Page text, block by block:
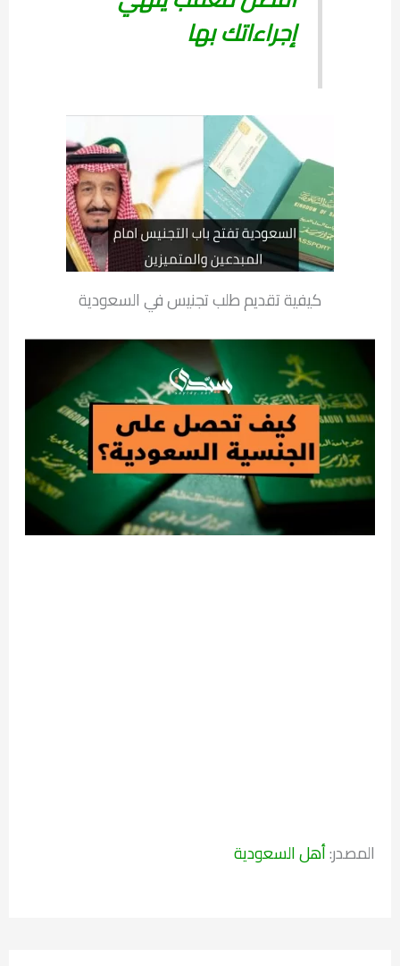
إجراءاتك بها
كيفية تقديم طلب تجنيس في السعودية
المصدر:أهل السعودية